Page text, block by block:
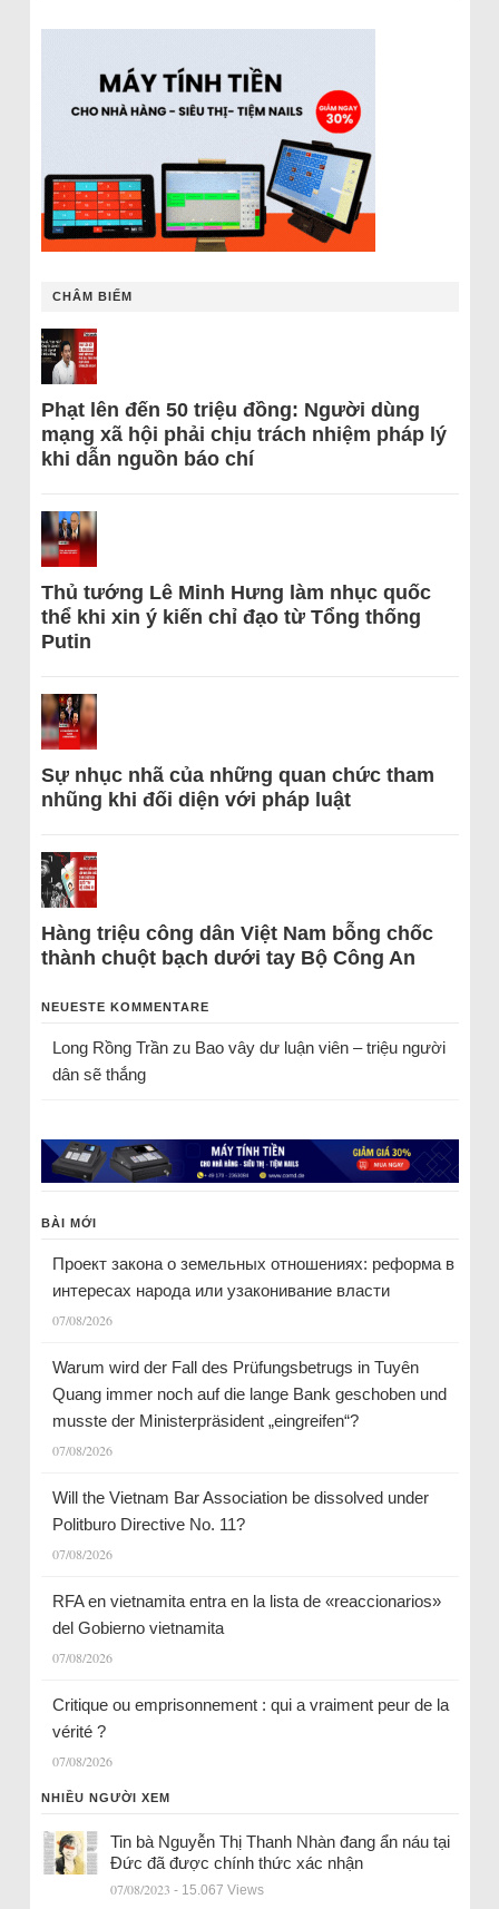
CHÂM BIẾM
Phạt lên đến 50 triệu đồng: Người dùng
mạng xã hội phải chịu trách nhiệm pháp lý
khi dẫn nguồn báo chí
Thủ tướng Lê Minh Hưng làm nhục quốc
thể khi xin ý kiến chỉ đạo từ Tổng thống
Putin
Sự nhục nhã của những quan chức tham
nhũng khi đối diện với pháp luật
Hàng triệu công dân Việt Nam bỗng chốc
thành chuột bạch dưới tay Bộ Công An
NEUESTE KOMMENTARE
Long Rồng Trầnzu Bao vây dư luận viên – triệu người
dân sẽ thắng
BÀI MỚI
Проект закона о земельных отношениях: реформа в
интересах народа или узаконивание власти
07/08/2026
Warum wird der Fall des Prüfungsbetrugs in Tuyên
Quang immer noch auf die lange Bank geschoben und
musste der Ministerpräsident „eingreifen“?
07/08/2026
Will the Vietnam Bar Association be dissolved under
Politburo Directive No. 11?
07/08/2026
RFA en vietnamita entra en la lista de «reaccionarios»
del Gobierno vietnamita
07/08/2026
Critique ou emprisonnement : qui a vraiment peur de la
vérité ?
07/08/2026
NHIỀU NGƯỜI XEM
Tin bà Nguyễn Thị Thanh Nhàn đang ẩn náu tại
Đức đã được chính thức xác nhận
07/08/2023 - 15.067 Views